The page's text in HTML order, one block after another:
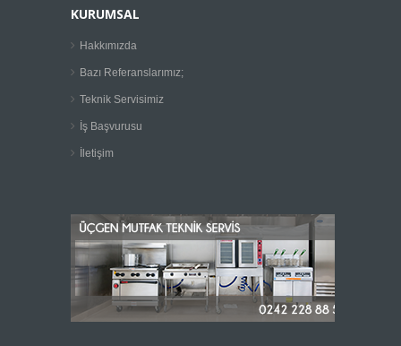
KURUMSAL
Hakkımızda
Bazı Referanslarımız;
Teknik Servisimiz
İş Başvurusu
İletişim